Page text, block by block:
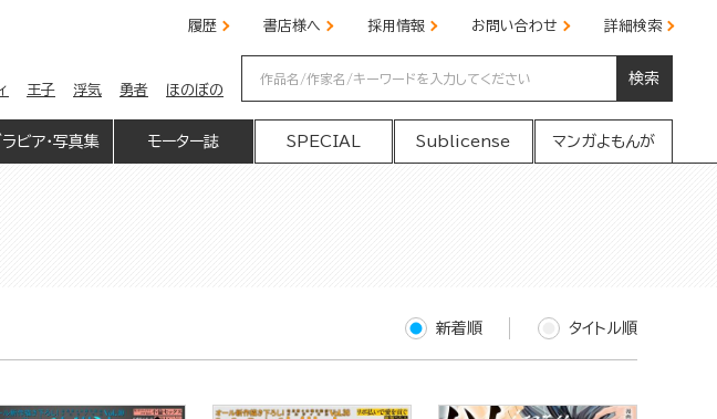
履歴 書店様へ 採用情報 お問い合わせ 詳細検索
王子 浮気 勇者 ほのぼの
検索
ビア・写真集 モーター誌 SPECIAL Sublicense マンガよもんが
新着順 タイトル順